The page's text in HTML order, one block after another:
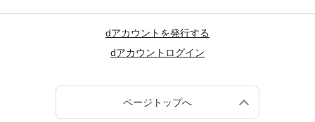
dアカウントを発行する
dアカウントログイン
ページトップへ